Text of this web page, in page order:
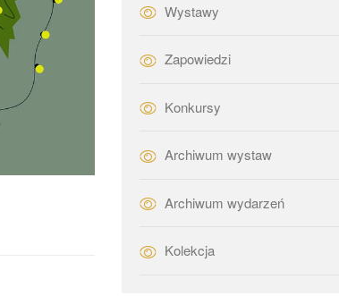
Wystawy
Zapowiedzi
Konkursy
Archiwum wystaw
Archiwum wydarzeń
Kolekcja